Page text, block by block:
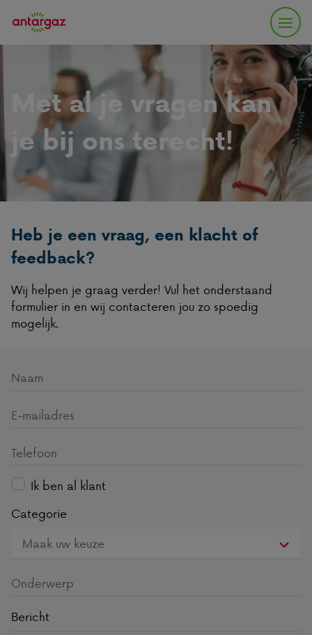
Met al je vragen kan
je bij ons terecht!
Heb je een vraag, een klacht of
feedback?
Wij helpen je graag verder! Vul het onderstaand
formulier in en wij contacteren jou zo spoedig
mogelijk.
Ik ben al klant
Categorie
Bericht